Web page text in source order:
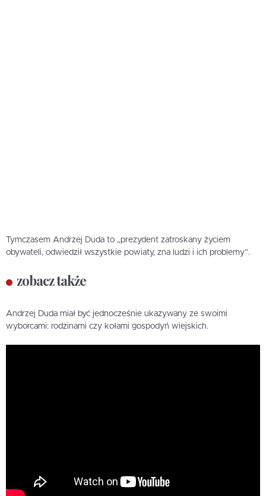
Tymczasem Andrzej Duda to „prezydent zatroskany życiem
obywateli, odwiedził wszystkie powiaty, zna ludzi i ich problemy”.
zobacz także
Andrzej Duda miał być jednocześnie ukazywany ze swoimi
wyborcami: rodzinami czy kołami gospodyń wiejskich.